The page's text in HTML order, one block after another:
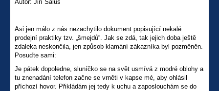
Autor: Jiří Sálus
Asi jen málo z nás nezachytilo dokument popisující nekalé
prodejní praktiky tzv. „šmejdů“. Jak se zdá, tak jejich doba ještě
zdaleka neskončila, jen způsob klamání zákazníka byl pozměněn.
Posuďte sami:
Je pátek dopoledne, sluníčko se na svět usmívá z modré oblohy a
tu znenadání telefon začne se vrněti v kapse mé, aby ohlásil
příchozí hovor. Přikládám jej tedy k uchu a zaposlouchám se do